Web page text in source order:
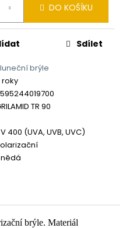
DO KOŠÍKU
brýle
roky
TR 90
400 (UVA, UVB, UVC)
Sdílet
brýle. Materiál